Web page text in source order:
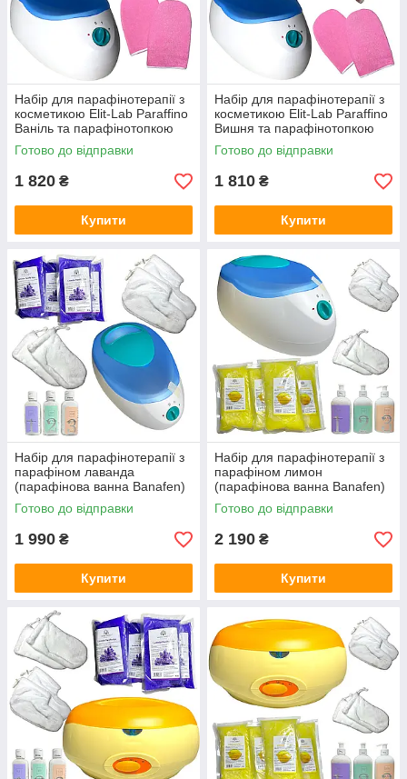
Набір для парафінотерапії з
косметикою Elit-Lab Paraffino
Ваніль та парафінотопкою
Banafen
Готово до відправки
1 820 ₴
Купити
Набір для парафінотерапії з
косметикою Elit-Lab Paraffino
Вишня та парафінотопкою
Banafen
Готово до відправки
1 810 ₴
Купити
Набір для парафінотерапії з
парафіном лаванда
(парафінова ванна Banafen)
Готово до відправки
1 990 ₴
Купити
Набір для парафінотерапії з
парафіном лимон
(парафінова ванна Banafen)
Готово до відправки
2 190 ₴
Купити